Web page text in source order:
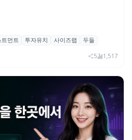
인베스트먼트로부터 시
먼트 투자유치 사이즈랩
두들
5 1,517